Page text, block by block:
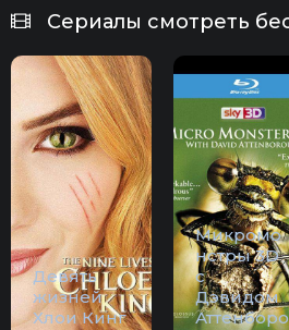
Сериалы смотреть
Девять
жизней
Хлои Кинг
Микромо
нстры 3D
с
Дэвидом
Аттенборо